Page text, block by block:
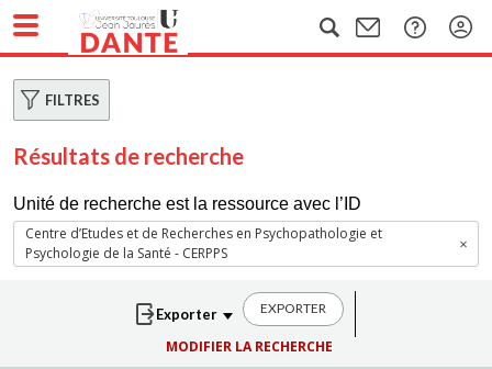
FILTRES
Résultats de recherche
Unité de recherche est la ressource avec l’ID
Centre d’Etudes et de Recherches en Psychopathologie et
Psychologie de la Santé - CERPPS
EXPORTER
MODIFIER LA RECHERCHE